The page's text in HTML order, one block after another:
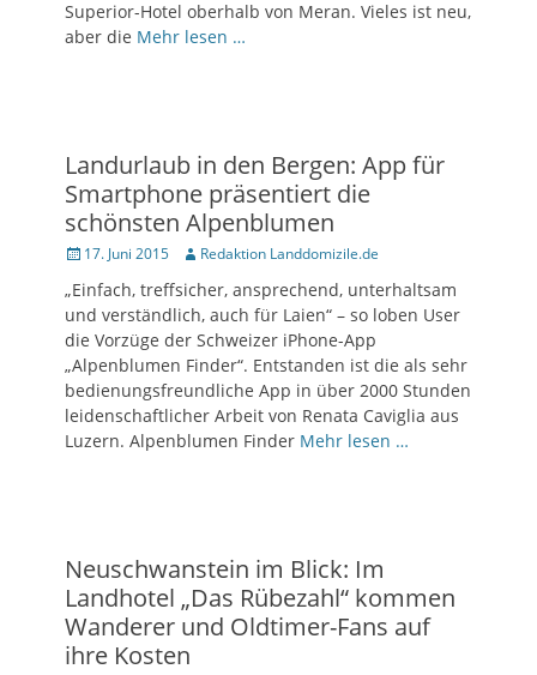
Superior-Hotel oberhalb von Meran. Vieles ist neu,
aber die Mehr lesen …
Landurlaub in den Bergen: App für
Smartphone präsentiert die
schönsten Alpenblumen
Posted
17. Juni 2015 Author
Redaktion Landdomizile.de
„Einfach, treffsicher, ansprechend, unterhaltsam
und verständlich, auch für Laien“ – so loben User
die Vorzüge der Schweizer iPhone-App
„Alpenblumen Finder“. Entstanden ist die als sehr
bedienungsfreundliche App in über 2000 Stunden
leidenschaftlicher Arbeit von Renata Caviglia aus
Luzern. Alpenblumen Finder Mehr lesen …
Neuschwanstein im Blick: Im
Landhotel „Das Rübezahl“ kommen
Wanderer und Oldtimer-Fans auf
ihre Kosten